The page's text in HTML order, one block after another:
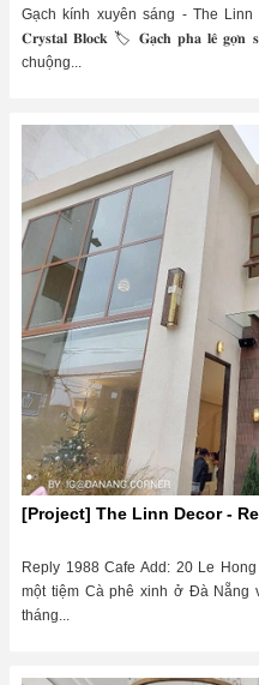
Gạch kính xuyên sáng - The Linn Decor 𝐆𝐚̣𝐜𝐡 𝐩𝐡𝐚 𝐥𝐞̂ 𝐠𝐨̛̣𝐧
𝐂𝐫𝐲𝐬𝐭𝐚𝐥 𝐁𝐥𝐨𝐜𝐤 🏷 𝐆𝐚̣𝐜𝐡 𝐩𝐡𝐚 𝐥𝐞̂
chuộng...
[Project] The Linn Decor -
Reply 1988 Cafe Add: 20 Le
một tiệm Cà phê xinh ở Đà Nẵng
tháng...